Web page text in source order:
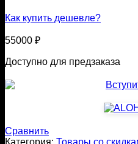
Как купить дешевле?
55000 ₽
Доступно для предзаказа
Сравнить
Категория: Товары со